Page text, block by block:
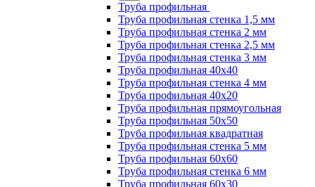
Труба профильная
Труба профильная стенка 1,5 мм
Труба профильная стенка 2 мм
Труба профильная стенка 2,5 мм
Труба профильная стенка 3 мм
Труба профильная 40х40
Труба профильная стенка 4 мм
Труба профильная 40х20
Труба профильная прямоугольная
Труба профильная 50х50
Труба профильная квадратная
Труба профильная стенка 5 мм
Труба профильная 60х60
Труба профильная стенка 6 мм
Труба профильная 60х30